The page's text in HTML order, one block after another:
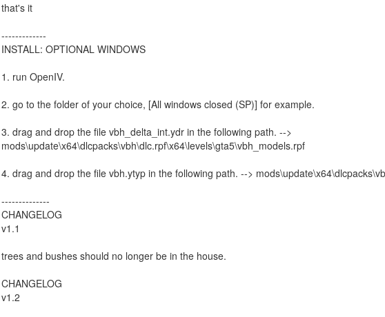
that's it
-------------
INSTALL: OPTIONAL WINDOWS
1. run OpenIV.
2. go to the folder of your choice, [All windows closed (SP)] for example.
3. drag and drop the file vbh_delta_int.ydr in the following path. -->
mods\update\x64\dlcpacks\vbh\dlc.rpf\x64\levels\gta5\vbh_models.rpf
4. drag and drop the file vbh.ytyp in the following path. -->
--------------
CHANGELOG
v1.1
trees and bushes should no longer be in the house.
CHANGELOG
v1.2